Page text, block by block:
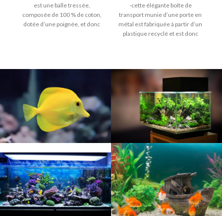
est une balle tressée,
composée de 100 % de coton,
dotée d’une poignée, et donc
-cette élégante boîte de
transport munie d’une porte en
métal est fabriquée à partir d’un
plastique recyclé et est donc